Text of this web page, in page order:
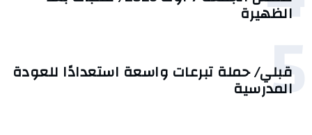
الظهيرة
5
قبلي/ حملة تبرعات واسعة استعدادًا للعودة
المدرسية